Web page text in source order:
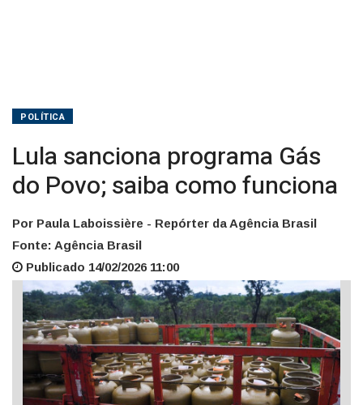
POLÍTICA
Lula sanciona programa Gás
do Povo; saiba como funciona
Por Paula Laboissière - Repórter da Agência Brasil
Fonte: Agência Brasil
Publicado 14/02/2026 11:00